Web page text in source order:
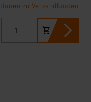
zu Versandkosten